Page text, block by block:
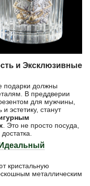
и Эксклюзивные
подарки должны
В преддверии
для мужчины,
эстетику, станут
. Это не просто посуда,
кристальную
металлическим